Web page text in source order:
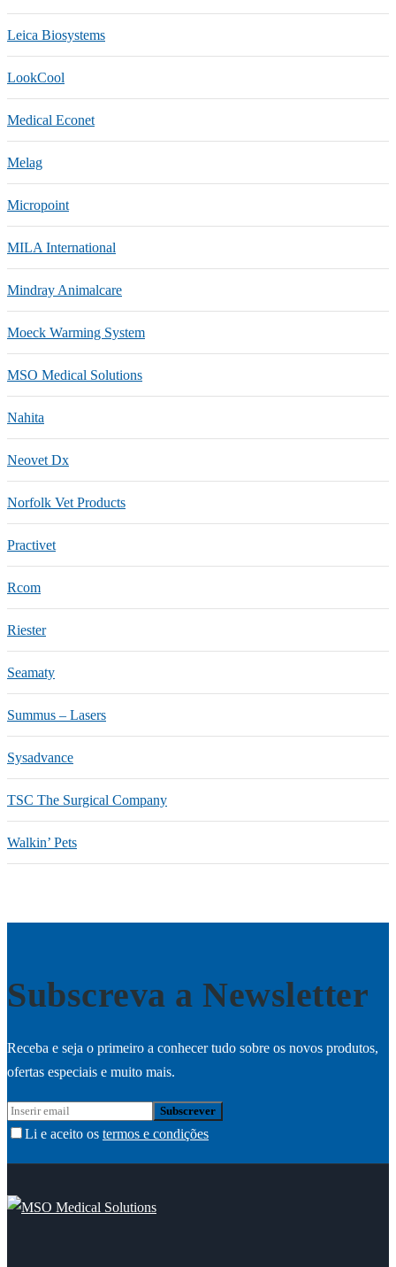
Leica Biosystems
LookCool
Medical Econet
Melag
Micropoint
MILA International
Mindray Animalcare
Moeck Warming System
MSO Medical Solutions
Nahita
Neovet Dx
Norfolk Vet Products
Practivet
Rcom
Riester
Seamaty
Summus – Lasers
Sysadvance
TSC The Surgical Company
Walkin’ Pets
Subscreva a Newsletter
Receba e seja o primeiro a conhecer tudo sobre os novos produtos,
ofertas especiais e muito mais.
Li e aceito os termos e condições